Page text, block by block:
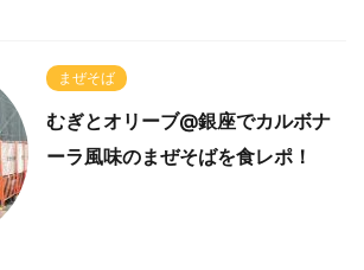
まぜそば
むぎとオリーブ@銀座でカルボナ
ーラ風味のまぜそばを食レポ！